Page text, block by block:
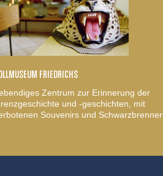
FRIEDRICHS
Zentrum zur Erinnerung der
und -geschichten, mit
Souvenirs und